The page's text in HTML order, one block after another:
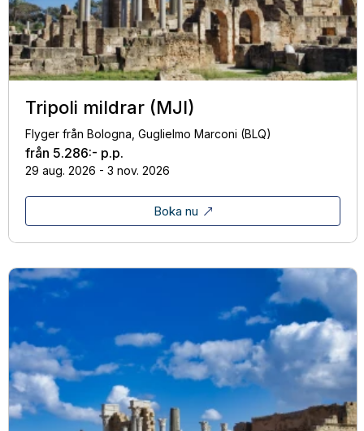
Tripoli mildrar (MJI)
Flyger från Bologna, Guglielmo Marconi (BLQ)
från 5.286:- p.p.
29 aug. 2026 - 3 nov. 2026
Boka nu